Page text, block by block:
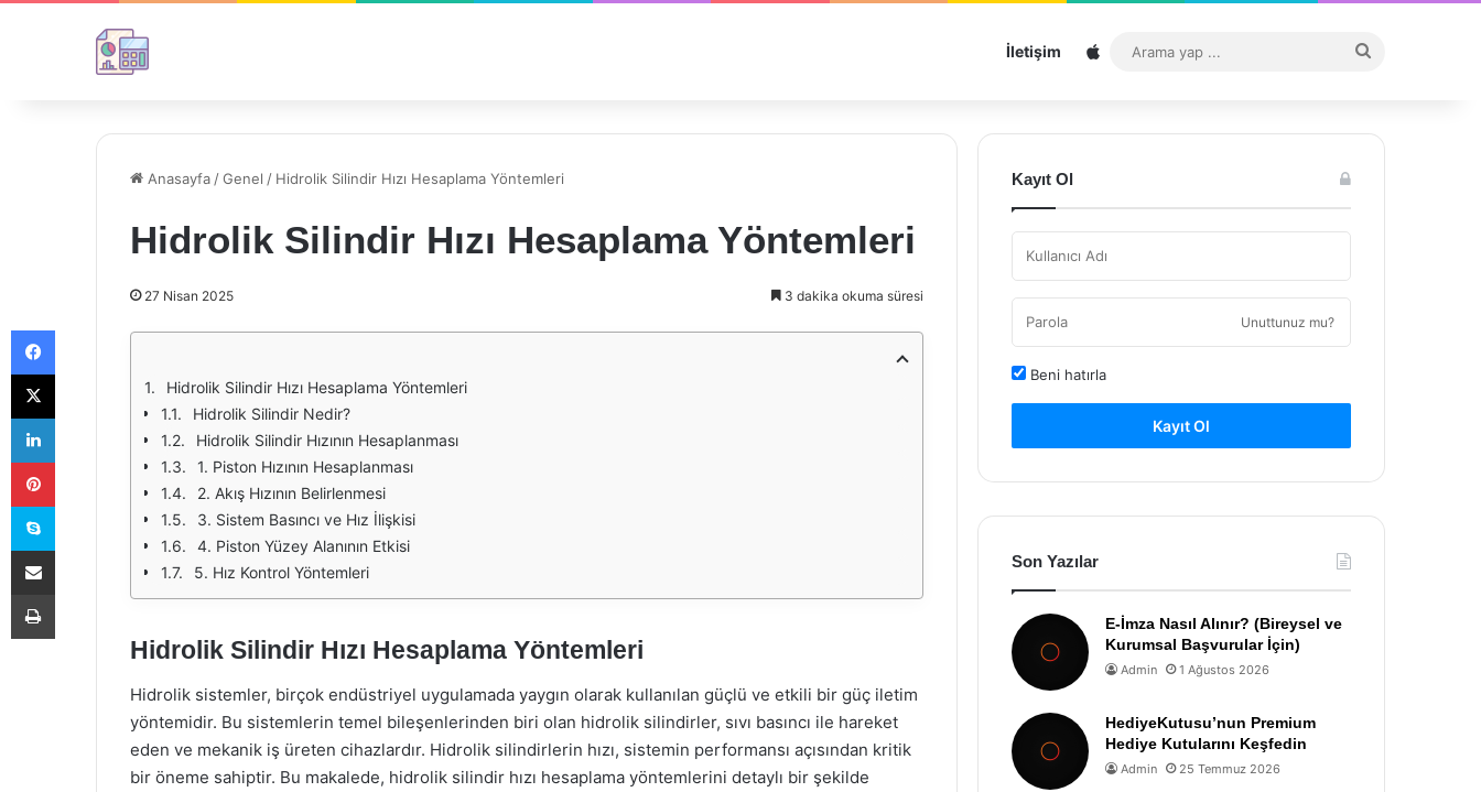
İletişim Sitemap
...
Anasayfa /Genel / Hidrolik Silindir Hızı Hesaplama Yöntemleri
Hidrolik Silindir Hızı Hesaplama Yöntemleri
27 Nisan 2025 3 dakika okuma süresi
Hidrolik Silindir Hızı Hesaplama Yöntemleri
Hidrolik Silindir Nedir?
Hidrolik Silindir Hızının Hesaplanması
1. Piston Hızının Hesaplanması
2. Akış Hızının Belirlenmesi
3. Sistem Basıncı ve Hız İlişkisi
4. Piston Yüzey Alanının Etkisi
5. Hız Kontrol Yöntemleri
Hidrolik Silindir Hızı Hesaplama Yöntemleri
Hidrolik sistemler, birçok endüstriyel uygulamada yaygın olarak kullanılan güçlü ve etkili bir güç iletim
yöntemidir. Bu sistemlerin temel bileşenlerinden biri olan hidrolik silindirler, sıvı basıncı ile hareket
eden ve mekanik iş üreten cihazlardır. Hidrolik silindirlerin hızı, sistemin performansı açısından kritik
bir öneme sahiptir. Bu makalede, hidrolik silindir hızı hesaplama yöntemlerini detaylı bir şekilde
Kayıt Ol
Unuttunuz mu?
Beni hatırla
Kayıt Ol
Son Yazılar
E-İmza Nasıl Alınır? (Bireysel ve
Kurumsal Başvurular İçin)
Admin 1 Ağustos 2026
HediyeKutusu’nun Premium
Hediye Kutularını Keşfedin
Admin 25 Temmuz 2026
Facebook
X
LinkedIn
Pinterest
Skype
E-Posta ile paylaş